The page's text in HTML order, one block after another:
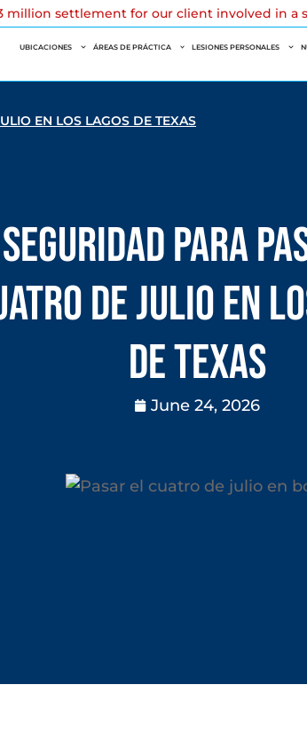
million settlement for our client involved in a
UBICACIONES ÁREAS DE PRÁCTICA LESIONES PERSONALES
EN LOS LAGOS DE TEXAS
Seguridad para
de julio en
de Texas
June 24, 2026